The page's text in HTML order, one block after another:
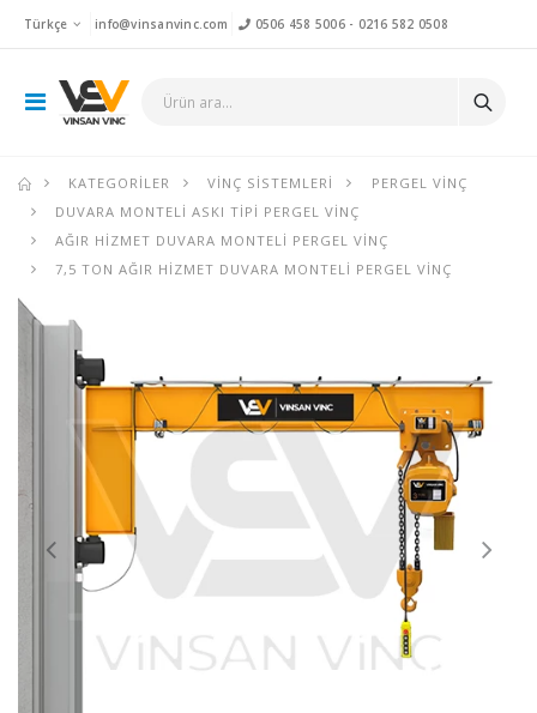
Türkçe info@vinsanvinc.com 0506 458 5006- 0216 582 0508
KATEGORILER VINÇ SISTEMLERI
PERGEL VINÇ
DUVARA MONTELI ASKI TIPI PERGEL VINÇ
AĞIR HIZMET DUVARA MONTELI PERGEL VINÇ
7,5 TON AĞIR HIZMET DUVARA MONTELI PERGEL VINÇ